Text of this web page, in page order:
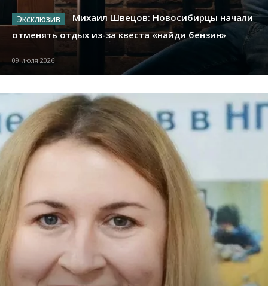
Михаил Швецов: Новосибирцы начали
отменять отдых из-за квеста «найди бензин»
09 июля 2026